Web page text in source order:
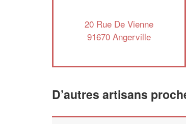
20 Rue De Vienne
91670 Angerville
D’autres artisans